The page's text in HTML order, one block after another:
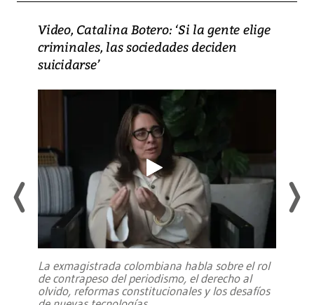
Video, Catalina Botero: ‘Si la gente elige
criminales, las sociedades deciden
suicidarse’
La exmagistrada colombiana habla sobre el rol
de contrapeso del periodismo, el derecho al
olvido, reformas constitucionales y los desafíos